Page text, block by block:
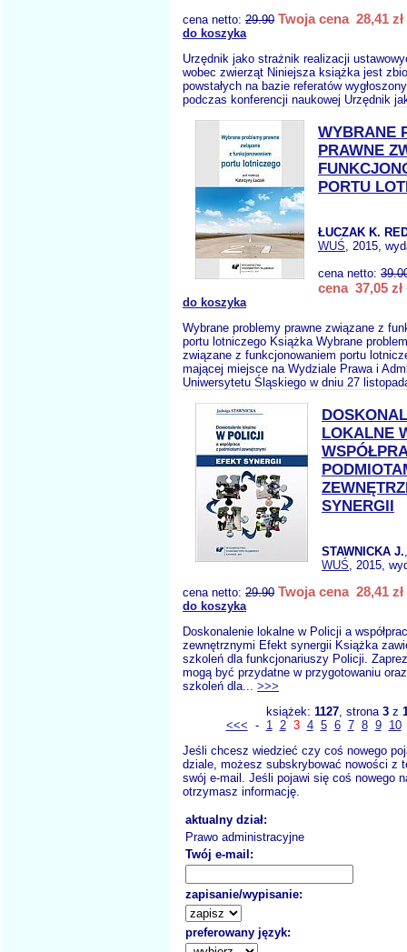
cena netto: 29.90 Twoja cena 28,41 zł
do koszyka
Urzędnik jako strażnik realizacji
wobec zwierząt Niniejsza książka jest
powstałych na bazie referatów
podczas konferencji naukowej Urzędnik
WYBRANE
PRAWNE
PORTU
ŁUCZAK K.
WUŚ, 2015,
cena netto:
cena 37,05 zł
do koszyka
Wybrane problemy prawne związane z
portu lotniczego Książka Wybrane
związane z funkcjonowaniem portu
mającej miejsce na Wydziale Prawa i
Uniwersytetu Śląskiego w dniu 27
LOKALNE
SYNERGII
STAWNICKA J.
WUŚ, 2015,
cena netto: 29.90 Twoja cena 28,41 zł
do koszyka
Doskonalenie lokalne w Policji a
zewnętrznymi Efekt synergii Książka
szkoleń dla funkcjonariuszy Policji.
mogą być przydatne w przygotowaniu
szkoleń dla... >>>
książek: 1127, strona 3z
<<< - 1 2 3 4 5 6 7 8 9
10
Jeśli chcesz wiedzieć czy coś nowego
dziale, możesz subskrybować nowości z
swój e-mail. Jeśli pojawi się coś nowego
otrzymasz informację.
aktualny dział:
Prawo administracyjne
Twój e-mail:
zapisanie/wypisanie:
preferowany język: